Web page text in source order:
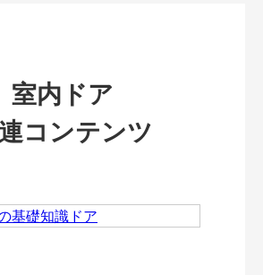
室内ドア
コンテンツ